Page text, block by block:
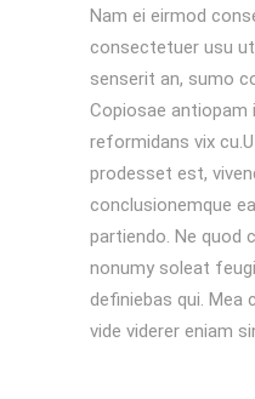
Nam ei eirmod
consectetuer usu
senserit an, sumo
Copiosae antiopam
reformidans vix
prodesset est,
conclusionemque
partiendo. Ne quod
nonumy soleat
definiebas qui. Mea
vide viderer eniam